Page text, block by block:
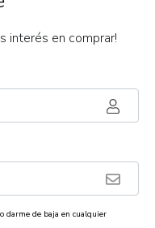
interés en comprar!
darme de baja en cualquier